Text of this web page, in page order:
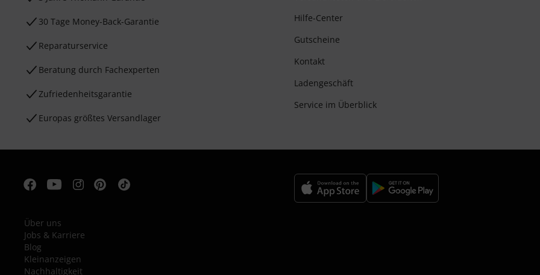
30 Tage Money-Back-Garantie
Reparaturservice
Beratung durch Fachexperten
Zufriedenheitsgarantie
Europas größtes Versandlager
Hilfe-Center
Gutscheine
Kontakt
Ladengeschäft
Service im Überblick
Über uns
Jobs & Karriere
Blog
Kleinanzeigen
Nachhaltigkeit